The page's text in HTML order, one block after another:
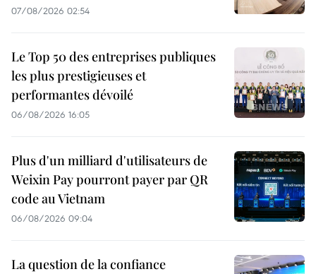
07/08/2026 02:54
Le Top 50 des entreprises publiques
les plus prestigieuses et
performantes dévoilé
06/08/2026 16:05
Plus d'un milliard d'utilisateurs de
Weixin Pay pourront payer par QR
code au Vietnam
06/08/2026 09:04
La question de la confiance